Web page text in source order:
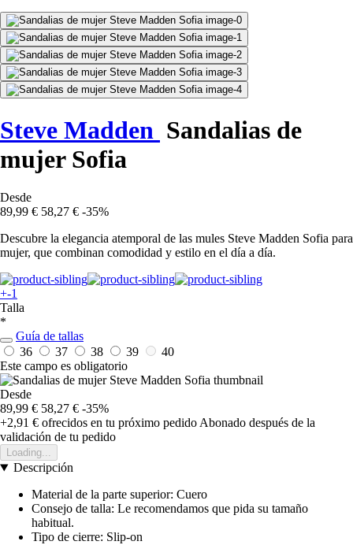
Steve Madden Sandalias de
mujer Sofia
Desde
89,99 € 58,27 € -35%
Descubre la elegancia atemporal de las mules Steve Madden Sofia para
mujer, que combinan comodidad y estilo en el día a día.
+-1
Talla
*
Guía de tallas
36
37 38 39
40
Este campo es obligatorio
Desde
89,99 € 58,27 € -35%
+2,91 € ofrecidos en tu próximo pedido Abonado después de la
validación de tu pedido
Loading...
Descripción
Material de la parte superior: Cuero
Consejo de talla: Le recomendamos que pida su tamaño
habitual.
Tipo de cierre: Slip-on